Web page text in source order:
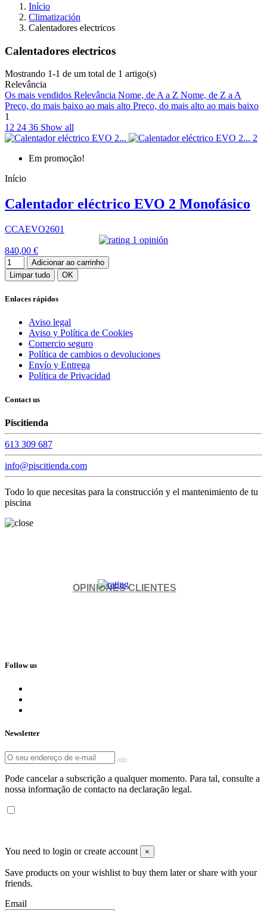
Início
Climatización
Calentadores electricos
Calentadores electricos
Mostrando 1-1 de um total de 1 artigo(s)
Relevância
Os mais vendidos Relevância Nome, de A a Z Nome, de Z a A
Preço, do mais baixo ao mais alto Preço, do mais alto ao mais baixo
1
12 24 36 Show all
Em promoção!
Início
Calentador eléctrico EVO 2 Monofásico
CCAEVO2601
1 opinión
840,00 €
Adicionar ao carrinho
Limpar tudo
OK
Enlaces rápidos
Aviso legal
Aviso y Política de Cookies
Comercio seguro
Política de cambios o devoluciones
Envío y Entrega
Política de Privacidad
Contact us
Piscitienda
613 309 687
info@piscitienda.com
Todo lo que necesitas para la construcción y el mantenimiento de tu
piscina
OPINIONES CLIENTES
Follow us
Newsletter
Pode cancelar a subscrição a qualquer momento. Para tal, consulte a
nossa informação de contacto na declaração legal.
You need to login or create account ×
Save products on your wishlist to buy them later or share with your
friends.
Email